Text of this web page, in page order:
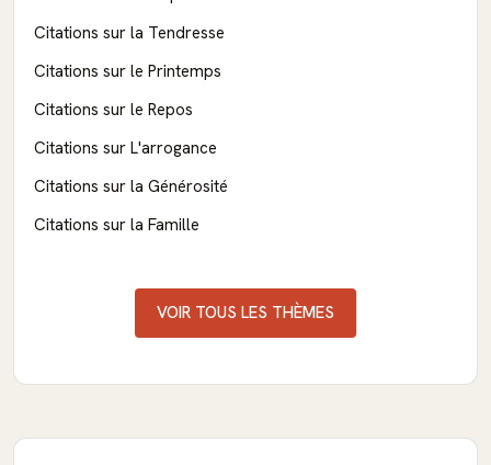
Citations sur la Tendresse
Citations sur le Printemps
Citations sur le Repos
Citations sur L'arrogance
Citations sur la Générosité
Citations sur la Famille
VOIR TOUS LES THÈMES